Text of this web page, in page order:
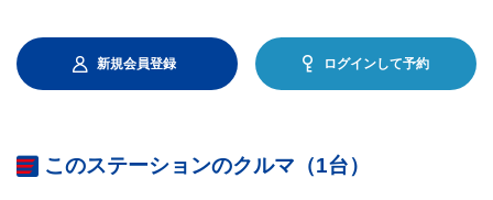
新規会員登録 ログインして予約
このステーションのクルマ（1台）